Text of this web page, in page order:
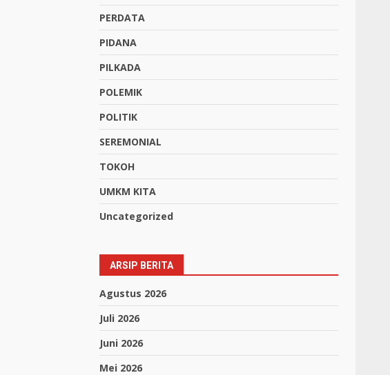
PERDATA
PIDANA
PILKADA
POLEMIK
POLITIK
SEREMONIAL
TOKOH
UMKM KITA
Uncategorized
ARSIP BERITA
Agustus 2026
Juli 2026
Juni 2026
Mei 2026